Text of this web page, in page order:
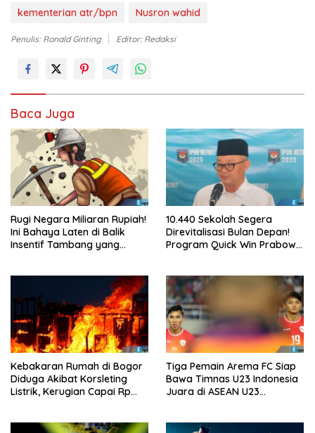
kementerian atr/bpn Nusron wahid
Penulis: Ronald Ginting Editor: Redaksi
Baca Juga
Rugi Negara Miliaran Rupiah!
Ini Bahaya Laten di Balik
Insentif Tambang yang
10.440 Sekolah Segera
Direvitalisasi Bulan Depan!
Program Quick Win Prabowo
Kebakaran Rumah di Bogor
Diduga Akibat Korsleting
Listrik, Kerugian Capai Rp
Tiga Pemain Arema FC Siap
Bawa Timnas U23 Indonesia
Juara di ASEAN U23